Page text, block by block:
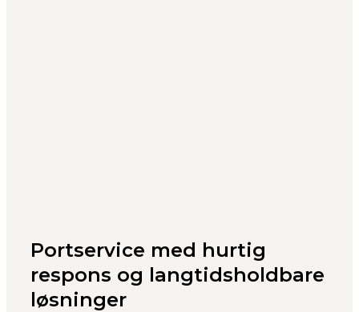
Portservice med hurtig
respons og langtidsholdbare
løsninger